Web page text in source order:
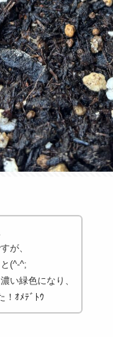
が、
(^-^;
い緑色になり、
！ｵﾒﾃﾞﾄｳ